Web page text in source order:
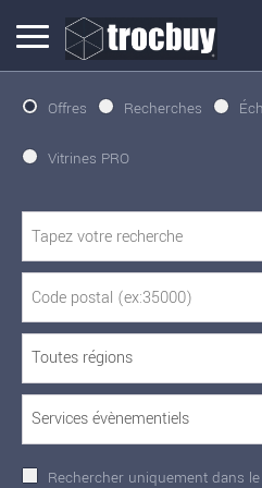
Offres Recherches
Vitrines PRO
Rechercher uniquement dans